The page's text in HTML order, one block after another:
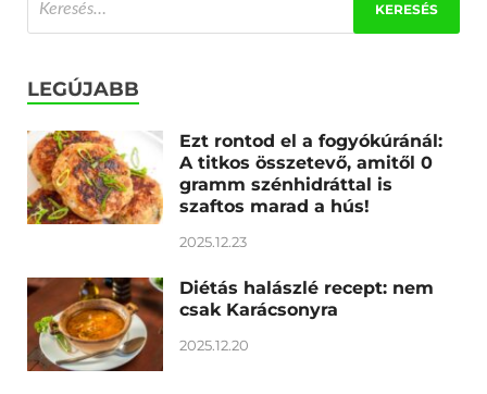
LEGÚJABB
Ezt rontod el a fogyókúránál:
A titkos összetevő, amitől 0
gramm szénhidráttal is
szaftos marad a hús!
2025.12.23
Diétás halászlé recept: nem
csak Karácsonyra
2025.12.20